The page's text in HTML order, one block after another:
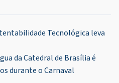
Tecnológica leva
da Catedral de Brasília é
durante o Carnaval